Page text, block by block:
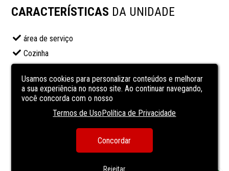
CARACTERÍSTICAS DA UNIDADE
área de serviço
Cozinha
lavanderia
Sala de almoço
sala de estar
Usamos cookies para personalizar conteúdos e melhorar
a sua experiência no nosso site. Ao continuar navegando,
você concorda com o nosso
Termos de UsoPolítica de Privacidade
Concordar
Rejeitar